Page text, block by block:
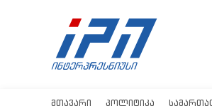
ᲛᲗᲐᲕᲐᲠᲘ ᲞᲝᲚᲘᲢᲘᲙᲐ